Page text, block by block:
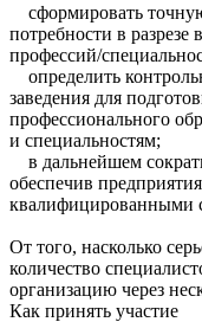
сформировать
потребности в разрезе
профессий/
определить
заведения для
профессионального
и специальностям;
в дальнейшем
обеспечив
квалифицированными
От того, насколько
количество
организацию через
Как принять участие